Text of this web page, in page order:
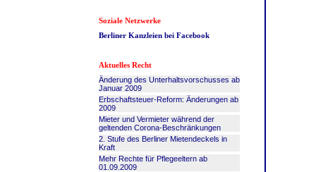
Soziale Netzwerke
Berliner Kanzleien bei Facebook
Aktuelles Recht
Änderung des Unterhaltsvorschusses ab
Januar 2009
Erbschaftsteuer-Reform: Änderungen ab
2009
Mieter und Vermieter während der
geltenden Corona-Beschränkungen
2. Stufe des Berliner Mietendeckels in
Kraft
Mehr Rechte für Pflegeeltern ab
01.09.2009